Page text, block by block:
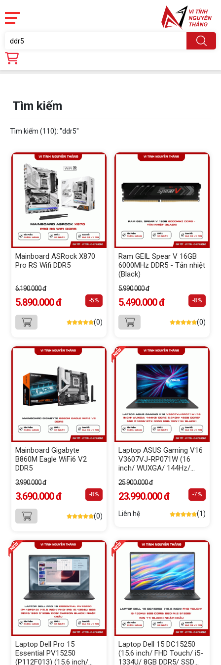
Trang chủ
Tìm kiếm
Tìm kiếm (110): "ddr5"
Mainboard ASRock X870
Pro RS Wifi DDR5
6.190.000 đ
5.890.000 đ -5%
(0)
Ram GEIL Spear V 16GB
6000MHz DDR5 - Tản nhiệt
(Black)
5.990.000 đ
5.490.000 đ -8%
(0)
Mainboard Gigabyte
B860M Eagle WiFi6 V2
DDR5
3.990.000 đ
3.690.000 đ -8%
(0)
Laptop ASUS Gaming V16
V3607VJ-RP071W (16
inch/ WUXGA/ 144Hz/
SSD 512GB/ RTX 3050
6GB/ WIN11H/ Black)
25.900.000 đ
23.990.000 đ -7%
Liên hệ (1)
Laptop Dell Pro 15
Essential PV15250
(P112F013) (15.6 inch/
Laptop Dell 15 DC15250
(15.6 inch/ FHD Touch/ i5-
1334U/ 8GB DDR5/ SSD